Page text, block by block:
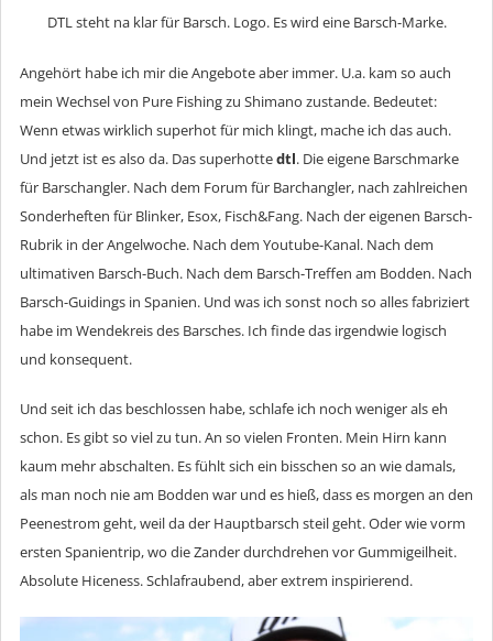
DTL steht na klar für Barsch. Logo. Es wird eine Barsch-Marke.
Angehört habe ich mir die Angebote aber immer. U.a. kam so auch
mein Wechsel von Pure Fishing zu Shimano zustande. Bedeutet:
Wenn etwas wirklich superhot für mich klingt, mache ich das auch.
Und jetzt ist es also da. Das superhottedtl. Die eigene Barschmarke
für Barschangler. Nach dem Forum für Barchangler, nach zahlreichen
Sonderheften für Blinker, Esox, Fisch&Fang. Nach der eigenen Barsch-
Rubrik in der Angelwoche. Nach dem Youtube-Kanal. Nach dem
ultimativen Barsch-Buch. Nach dem Barsch-Treffen am Bodden. Nach
Barsch-Guidings in Spanien. Und was ich sonst noch so alles fabriziert
habe im Wendekreis des Barsches. Ich finde das irgendwie logisch
und konsequent.
Und seit ich das beschlossen habe, schlafe ich noch weniger als eh
schon. Es gibt so viel zu tun. An so vielen Fronten. Mein Hirn kann
kaum mehr abschalten. Es fühlt sich ein bisschen so an wie damals,
als man noch nie am Bodden war und es hieß, dass es morgen an den
Peenestrom geht, weil da der Hauptbarsch steil geht. Oder wie vorm
ersten Spanientrip, wo die Zander durchdrehen vor Gummigeilheit.
Absolute Hiceness. Schlafraubend, aber extrem inspirierend.